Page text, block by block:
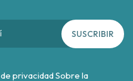
SUSCRIBIR
privacidad Sobre la